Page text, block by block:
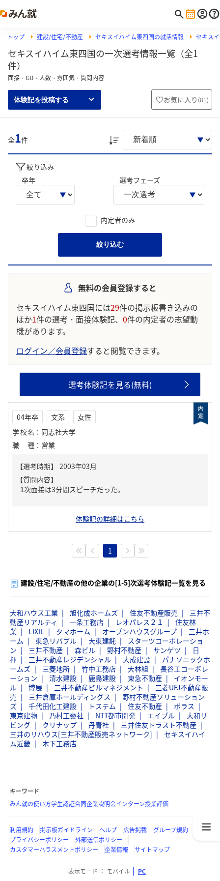
トップ 建設/住宅/不動産 セキスイハイム東四国の就活情報 セキス
セキスイハイム東四国の一次選考情報一覧（全1
件）
面接・GD・人数・雰囲気・質問内容
体験記を投稿する お気に入り (81)
全1件
絞り込み
卒年
選考フェーズ
内定者のみ
絞り込む
無料の会員登録すると
セキスイハイム東四国には29件の掲示板書き込みの
ほか1件の選考・面接体験記、 0件の内定者の志望動
機があります。
ログイン／会員登録すると閲覧できます。
選考体験記を見る(無料)
04年卒 文系
女性
学校名 ： 同志社大学
職種 ： 営業
【質問内容】
1次面接は3分間スピーチだった。
体験記の詳細はこちら
1
建設/住宅/不動産の他の企業の[1-5]次選考体験記一覧を見る
大和ハウス工業 旭化成ホームズ 住友不動産販売
三井不
動産リアルティ
一条工務店 レオパレス２１
住友林
業
LIXIL タマホーム オープンハウスグループ
三井ホ
ーム
東急リバブル 大東建託
スターツコーポレーショ
ン
三井不動産 森ビル 野村不動産 サンゲツ
日
揮
三井不動産レジデンシャル 大成建設
パナソニックホ
ームズ
三菱地所 竹中工務店 大林組
長谷工コーポレ
ーション
清水建設 鹿島建設 東急不動産
イオンモー
ル
博展 三井不動産ビルマネジメント
三菱UFJ不動産販
売
三井倉庫ホールディングス
野村不動産ソリューション
ズ
千代田化工建設 トステム 住友不動産
ポラス
東京建物
乃村工藝社 NTT都市開発 エイブル
大和リ
ビング
クリナップ 丹青社
三井住友トラスト不動産
三井のリハウス[三井不動産販売ネットワーク]
セキスイハイ
ム近畿
木下工務店
キーワード
みん就の使い方学生認証合同企業説明会インターン授業評価
利用規約 掲示板ガイドライン ヘルプ 広告掲載
グループ規約
プライバシーポリシー
外部送信ポリシー
カスタマーハラスメントポリシー
企業情報 サイトマップ
表示モード モバイル PC